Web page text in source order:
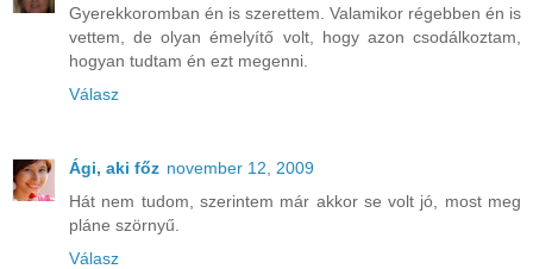
Gyerekkoromban én is szerettem. Valamikor régebben én is
vettem, de olyan émelyítő volt, hogy azon csodálkoztam,
hogyan tudtam én ezt megenni.
Válasz
Ági, aki főz november 12, 2009
Hát nem tudom, szerintem már akkor se volt jó, most meg
pláne szörnyű.
Válasz